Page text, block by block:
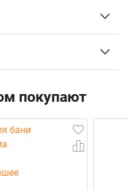
конструкционная
3
Окаменевшее
дерево +
покупают